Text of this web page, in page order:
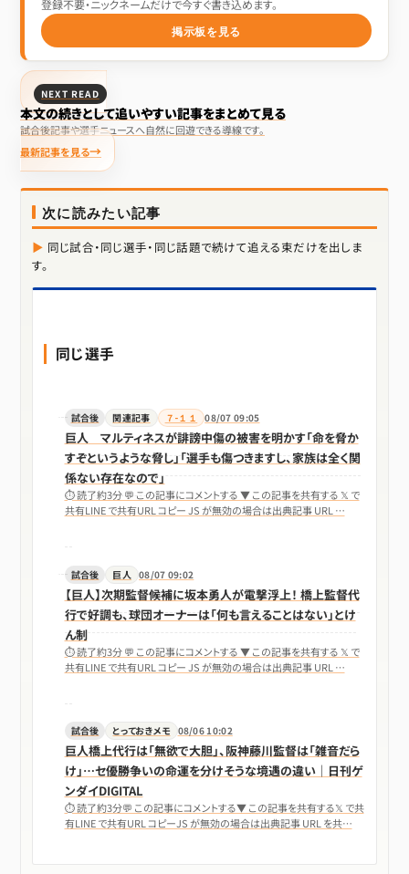
登録不要・ニックネームだけで今すぐ書き込めます。
掲示板を見る
NEXT READ
本文の続きとして追いやすい記事をまとめて見る
試合後記事や選手ニュースへ自然に回遊できる導線です。
最新記事を見る
次に読みたい記事
同じ試合・同じ選手・同じ話題で続けて追える束だけを出しま
す。
同じ選手
試合後 関連記事 ７-１１ 08/07 09:05
巨人 マルティネスが誹謗中傷の被害を明かす「命を脅か
すぞというような脅し」「選手も傷つきますし、家族は全く関
係ない存在なので」
⏱ 読了約3分 💬 この記事にコメントする ▼ この記事を共有する 𝕏 で
共有LINE で共有URL コピー JS が無効の場合は出典記事 URL …
試合後 巨人 08/07 09:02
【巨人】次期監督候補に坂本勇人が電撃浮上！ 橋上監督代
行で好調も、球団オーナーは「何も言えることはない」とけ
ん制
⏱ 読了約3分 💬 この記事にコメントする ▼ この記事を共有する 𝕏 で
共有LINE で共有URL コピー JS が無効の場合は出典記事 URL …
試合後 とっておきメモ 08/06 10:02
巨人橋上代行は「無欲で大胆」、阪神藤川監督は「雑音だら
け」…セ優勝争いの命運を分けそうな境遇の違い｜日刊ゲ
ンダイDIGITAL
⏱ 読了約3分💬 この記事にコメントする▼ この記事を共有する𝕏 で共
有LINE で共有URL コピーJS が無効の場合は出典記事 URL を共…